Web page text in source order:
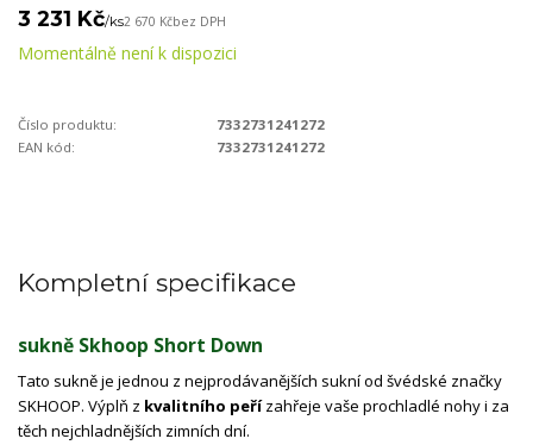
3 231 Kč/ks2 670 Kčbez DPH
Momentálně není k dispozici
Číslo produktu:
7332731241272
EAN kód:
7332731241272
Kompletní specifikace
sukně Skhoop Short Down
Tato sukně je jednou z nejprodávanějších sukní od švédské značky
SKHOOP. Výplň z kvalitního peřízahřeje vaše prochladlé nohy i za
těch nejchladnějších zimních dní.